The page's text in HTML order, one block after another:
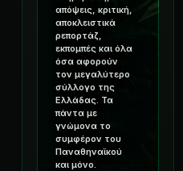
απόψεις, κριτική,
αποκλειστικά
ρεπορτάζ,
εκπομπές και όλα
όσα αφορούν
τον μεγαλύτερο
σύλλογο της
Ελλάδας. Τα
πάντα με
γνώμονα το
συμφέρον του
Παναθηναϊκού
και μόνο.